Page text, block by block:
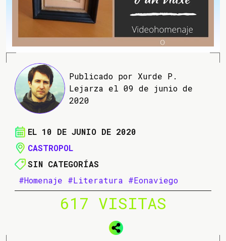
Publicado por Xurde P.
Lejarza el 09 de junio de
2020
EL 10 DE JUNIO DE 2020
CASTROPOL
SIN CATEGORÍAS
#Homenaje #Literatura #Eonaviego
617 VISITAS